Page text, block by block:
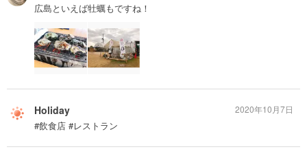
広島といえば牡蠣もですね！
Holiday
#飲食店 #レストラン
2020年10月7日